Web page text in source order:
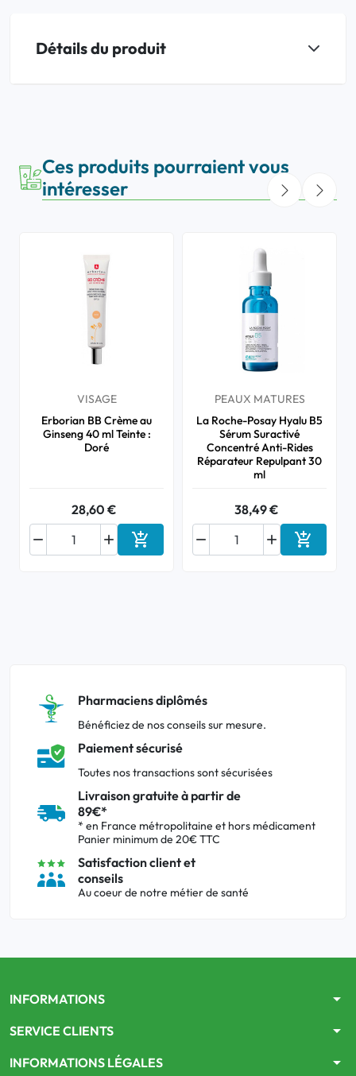
Détails du produit
Ces produits pourraient vous
intéresser
VISAGE
Erborian BB Crème au
Ginseng 40 ml Teinte :
Doré
28,60 €

 Ajouter au panier
PEAUX MATURES
La Roche-Posay Hyalu B5
Sérum Suractivé
Concentré Anti-Rides
Réparateur Repulpant 30
ml
38,49 €

 Ajouter
Pharmaciens diplômés
Bénéficiez de nos conseils sur mesure.
Paiement sécurisé
Toutes nos transactions sont sécurisées
Livraison gratuite à partir de
89€*
* en France métropolitaine et hors médicament
Panier minimum de 20€ TTC
Satisfaction client et
conseils
Au coeur de notre métier de santé
INFORMATIONS arrow_drop_down
SERVICE CLIENTS arrow_drop_down
INFORMATIONS LÉGALES arrow_drop_down